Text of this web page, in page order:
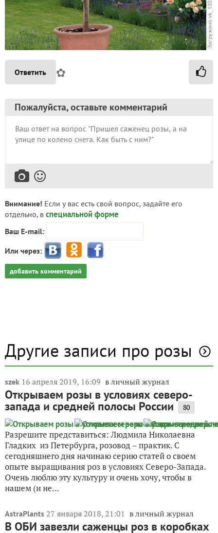
Ответить ✿
Пожалуйста, оставьте комментарий
Внимание! Если у вас есть свой вопрос, задайте его
отдельно, в специальной форме
Ваш E-mail:
Или через:
добавить комментарий
Другие записи про розы
szek 16 апреля 2019, 16:09 в личный журнал
Открываем розы в условиях северо-
запада и средней полосы России 80
Разрешите представиться: Людмила Николаевна
Гладких из Петербурга, розовод – практик. С
сегодняшнего дня начинаю серию статей о своем
опыте выращивания роз в условиях Северо-Запада.
Очень люблю эту культуру и очень хочу, чтобы в
нашем (и не...
AstraPlants 27 января 2018, 21:01 в личный журнал
В ОБИ завезли саженцы роз в коробках